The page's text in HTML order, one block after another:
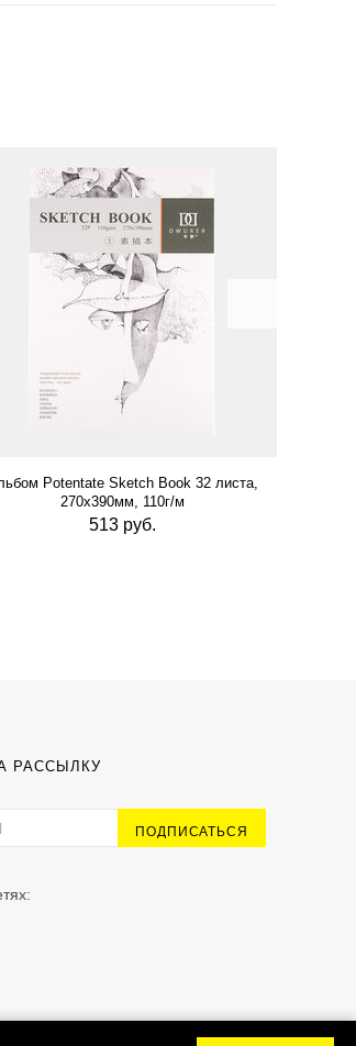
Potentate Sketch Book 32 листа,
270х390мм, 110г/м
513 руб.
РАССЫЛКУ